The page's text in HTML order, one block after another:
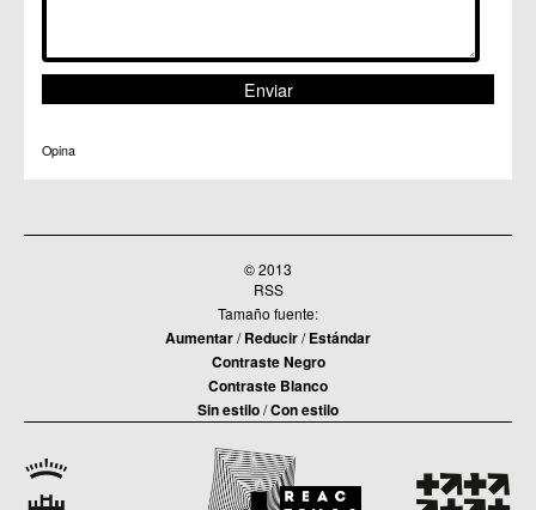
Opina
© 2013
RSS
Tamaño fuente:
Aumentar/Reducir/Estándar
Contraste Negro
Contraste Blanco
Sin estilo/Con estilo